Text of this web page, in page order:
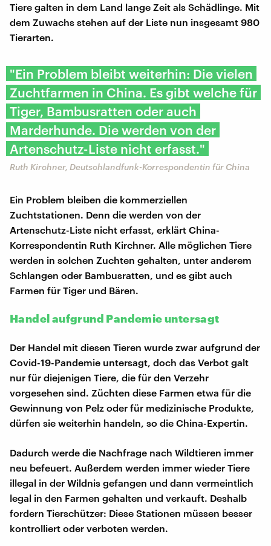
Tiere galten in dem Land lange Zeit als Schädlinge. Mit
dem Zuwachs stehen auf der Liste nun insgesamt 980
Tierarten.
"Ein Problem bleibt weiterhin: Die vielen
Zuchtfarmen in China. Es gibt welche für
Tiger, Bambusratten oder auch
Marderhunde. Die werden von der
Artenschutz-Liste nicht erfasst."
Ruth Kirchner, Deutschlandfunk-Korrespondentin für China
Ein Problem bleiben die kommerziellen
Zuchtstationen. Denn die werden von der
Artenschutz-Liste nicht erfasst, erklärt China-
Korrespondentin Ruth Kirchner. Alle möglichen Tiere
werden in solchen Zuchten gehalten, unter anderem
Schlangen oder Bambusratten, und es gibt auch
Farmen für Tiger und Bären.
Handel aufgrund Pandemie untersagt
Der Handel mit diesen Tieren wurde zwar aufgrund der
Covid-19-Pandemie untersagt, doch das Verbot galt
nur für diejenigen Tiere, die für den Verzehr
vorgesehen sind. Züchten diese Farmen etwa für die
Gewinnung von Pelz oder für medizinische Produkte,
dürfen sie weiterhin handeln, so die China-Expertin.
Dadurch werde die Nachfrage nach Wildtieren immer
neu befeuert. Außerdem werden immer wieder Tiere
illegal in der Wildnis gefangen und dann vermeintlich
legal in den Farmen gehalten und verkauft. Deshalb
fordern Tierschützer: Diese Stationen müssen besser
kontrolliert oder verboten werden.